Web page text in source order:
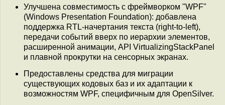
Улучшена совместимость с фреймворком "WPF"
(Windows Presentation Foundation): добавлена
поддержка RTL-начертания текста (right-to-left),
передачи событий вверх по иерархии элементов,
расширенной анимации, API VirtualizingStackPanel
и плавной прокрутки на сенсорных экранах.
Предоставлены средства для миграции
существующих кодовых баз и их адаптации к
возможностям WPF, специфичным для OpenSilver.